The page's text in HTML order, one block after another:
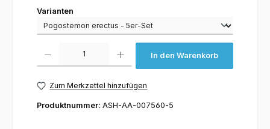
Varianten
Varianten
In den Warenkorb
Zum Merkzettel hinzufügen
Produktnummer: ASH-AA-007560-5